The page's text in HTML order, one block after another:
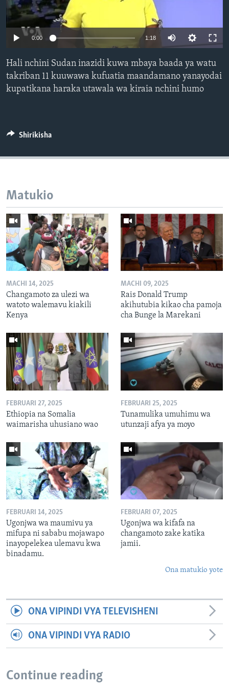
0:00 1:18
Hali nchini Sudan inazidi kuwa mbaya baada ya watu
takriban 11 kuuwawa kufuatia maandamano yanayodai
kupatikana haraka utawala wa kiraia nchini humo
Shirikisha
Matukio
MACHI 14, 2025
Changamoto za ulezi wa
watoto walemavu kiakili
Kenya
MACHI 09, 2025
Rais Donald Trump
akihutubia kikao cha pamoja
cha Bunge la Marekani
FEBRUARI 27, 2025
Ethiopia na Somalia
waimarisha uhusiano wao
FEBRUARI 25, 2025
Tunamulika umuhimu wa
utunzaji afya ya moyo
FEBRUARI 14, 2025
Ugonjwa wa maumivu ya
mifupa ni sababu mojawapo
inayopelekea ulemavu kwa
binadamu.
FEBRUARI 07, 2025
Ugonjwa wa kifafa na
changamoto zake katika
jamii.
Ona matukio yote
ONA VIPINDI VYA TELEVISHENI
ONA VIPINDI VYA RADIO
Continue reading